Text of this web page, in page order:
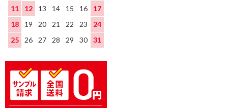
11
12 13 14 15 16
17
18
19 20 21 22 23
24
25
26 27 28 29 30 31